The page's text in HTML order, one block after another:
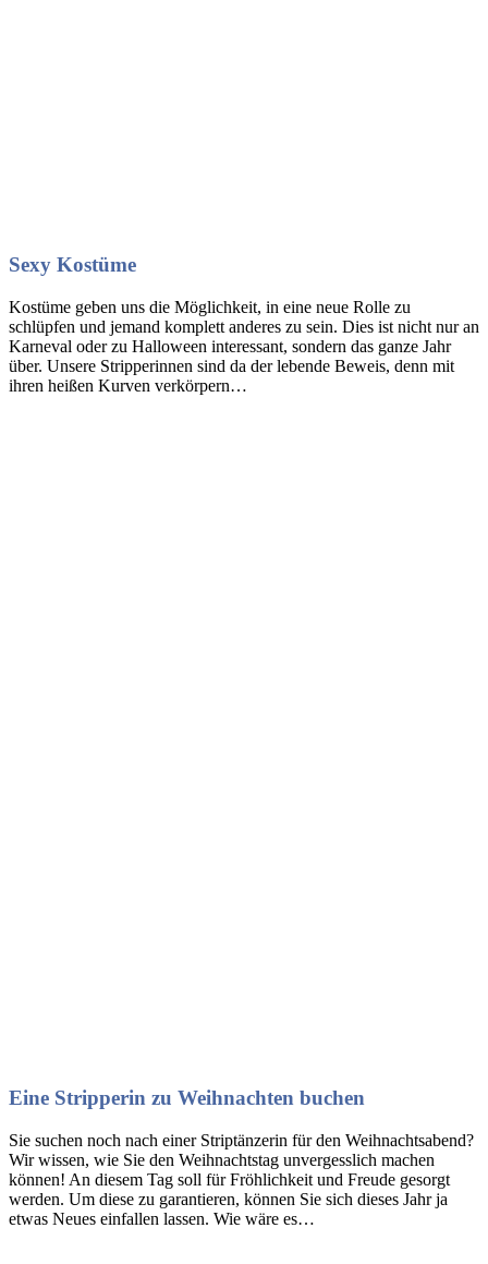
Sexy Kostüme
Kostüme geben uns die Möglichkeit, in eine neue Rolle zu
schlüpfen und jemand komplett anderes zu sein. Dies ist nicht nur an
Karneval oder zu Halloween interessant, sondern das ganze Jahr
über. Unsere Stripperinnen sind da der lebende Beweis, denn mit
ihren heißen Kurven verkörpern…
Eine Stripperin zu Weihnachten buchen
Sie suchen noch nach einer Striptänzerin für den Weihnachtsabend?
Wir wissen, wie Sie den Weihnachtstag unvergesslich machen
können! An diesem Tag soll für Fröhlichkeit und Freude gesorgt
werden. Um diese zu garantieren, können Sie sich dieses Jahr ja
etwas Neues einfallen lassen. Wie wäre es…